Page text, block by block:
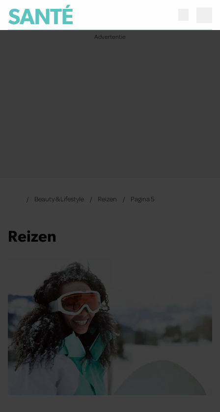
Beauty & Lifestyle Reizen Pagina 5
Reizen